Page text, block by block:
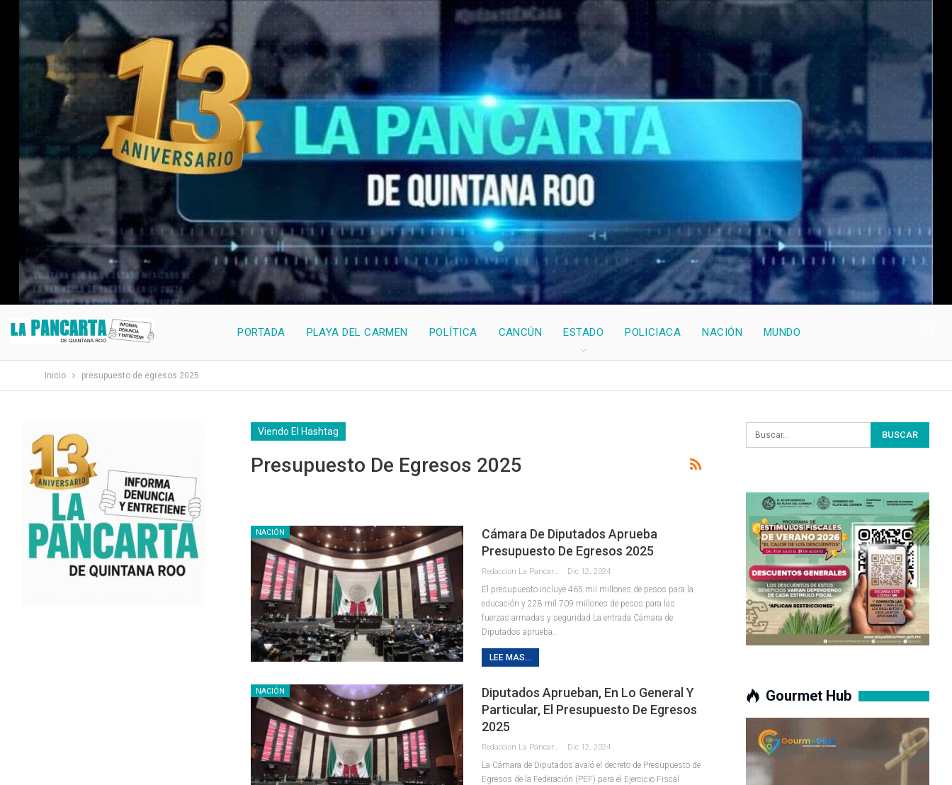
PORTADA PLAYA DEL CARMEN POLÍTICA CANCÚN ESTADO POLICIACA NACIÓN MUNDO
Inicio presupuesto de egresos 2025
Viendo El Hashtag
Presupuesto De Egresos 2025
NACIÓN
Cámara De Diputados Aprueba
Presupuesto De Egresos 2025
Dic 12, 2024
El presupuesto incluye 465 mil millones de pesos para la
educación y 228 mil 709 millones de pesos para las
fuerzas armadas y seguridad La entrada Cámara de
Diputados aprueba…
LEE MAS...
NACIÓN
Diputados Aprueban, En Lo General Y
Particular, El Presupuesto De Egresos
2025
Dic 12, 2024
La Cámara de Diputados avaló el decreto de Presupuesto de
Egresos de la Federación (PEF) para el Ejercicio Fiscal
Gourmet Hub